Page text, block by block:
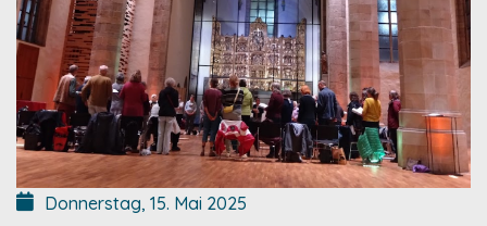
Donnerstag, 15. Mai 2025